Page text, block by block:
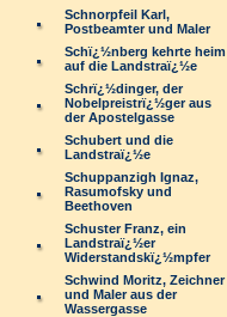
Schnorpfeil Karl,
Postbeamter und Maler
Schï¿½nberg kehrte heim
auf die Landstraï¿½e
Schrï¿½dinger, der
Nobelpreistrï¿½ger aus
der Apostelgasse
Schubert und die
Landstraï¿½e
Schuppanzigh Ignaz,
Rasumofsky und
Beethoven
Schuster Franz, ein
Landstraï¿½er
Widerstandskï¿½mpfer
Schwind Moritz, Zeichner
und Maler aus der
Wassergasse